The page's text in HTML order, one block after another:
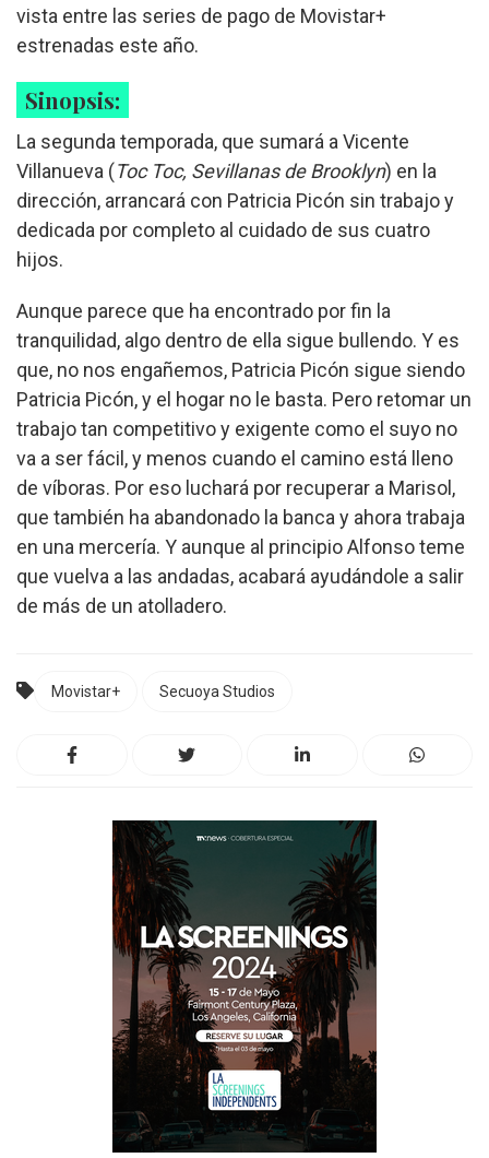
vista entre las series de pago de Movistar+
estrenadas este año.
Sinopsis:
La segunda temporada, que sumará a Vicente
Villanueva (Toc Toc, Sevillanas de Brooklyn) en la
dirección, arrancará con Patricia Picón sin trabajo y
dedicada por completo al cuidado de sus cuatro
hijos.
Aunque parece que ha encontrado por fin la
tranquilidad, algo dentro de ella sigue bullendo. Y es
que, no nos engañemos, Patricia Picón sigue siendo
Patricia Picón, y el hogar no le basta. Pero retomar un
trabajo tan competitivo y exigente como el suyo no
va a ser fácil, y menos cuando el camino está lleno
de víboras. Por eso luchará por recuperar a Marisol,
que también ha abandonado la banca y ahora trabaja
en una mercería. Y aunque al principio Alfonso teme
que vuelva a las andadas, acabará ayudándole a salir
de más de un atolladero.
Movistar+ Secuoya Studios